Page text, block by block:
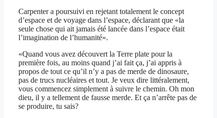
Carpenter a poursuivi en rejetant totalement le concept
d’espace et de voyage dans l’espace, déclarant que «la
seule chose qui ait jamais été lancée dans l’espace était
l’imagination de l’humanité».
«Quand vous avez découvert la Terre plate pour la
première fois, au moins quand j’ai fait ça, j’ai appris à
propos de tout ce qu’il n’y a pas de merde de dinosaure,
pas de trucs nucléaires et tout. Je veux dire littéralement,
vous commencez simplement à suivre le chemin. Oh mon
dieu, il y a tellement de fausse merde. Et ça n’arrête pas de
se produire, tu sais?